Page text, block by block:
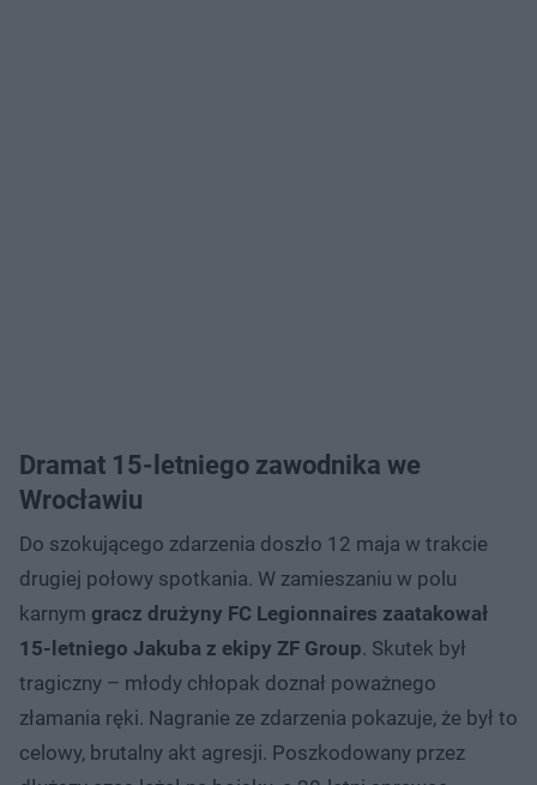
Dramat 15-letniego zawodnika we
Wrocławiu
Do szokującego zdarzenia doszło 12 maja w trakcie
drugiej połowy spotkania. W zamieszaniu w polu
karnym gracz drużyny FC Legionnaires zaatakował
15-letniego Jakuba z ekipy ZF Group. Skutek był
tragiczny – młody chłopak doznał poważnego
złamania ręki. Nagranie ze zdarzenia pokazuje, że był to
celowy, brutalny akt agresji. Poszkodowany przez